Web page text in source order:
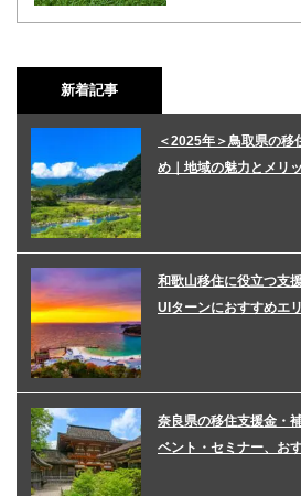
新着記事
＜2025年＞鳥取県の移
め｜地域の魅力とメリ
和歌山移住に役立つ支
UIターンにおすすめエ
奈良県の移住支援金・
ベント・セミナー、お